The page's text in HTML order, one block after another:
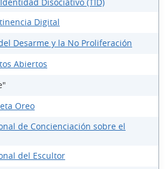
Digital
Desarme y la No Proliferación
Abiertos
Oreo
de Concienciación sobre el
del Escultor